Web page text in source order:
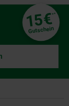
15€**
Gutschein